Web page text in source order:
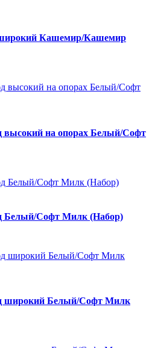
Кашемир/Кашемир
на опорах Белый/Софт
Белый/Софт Милк (Набор)
широкий Белый/Софт Милк